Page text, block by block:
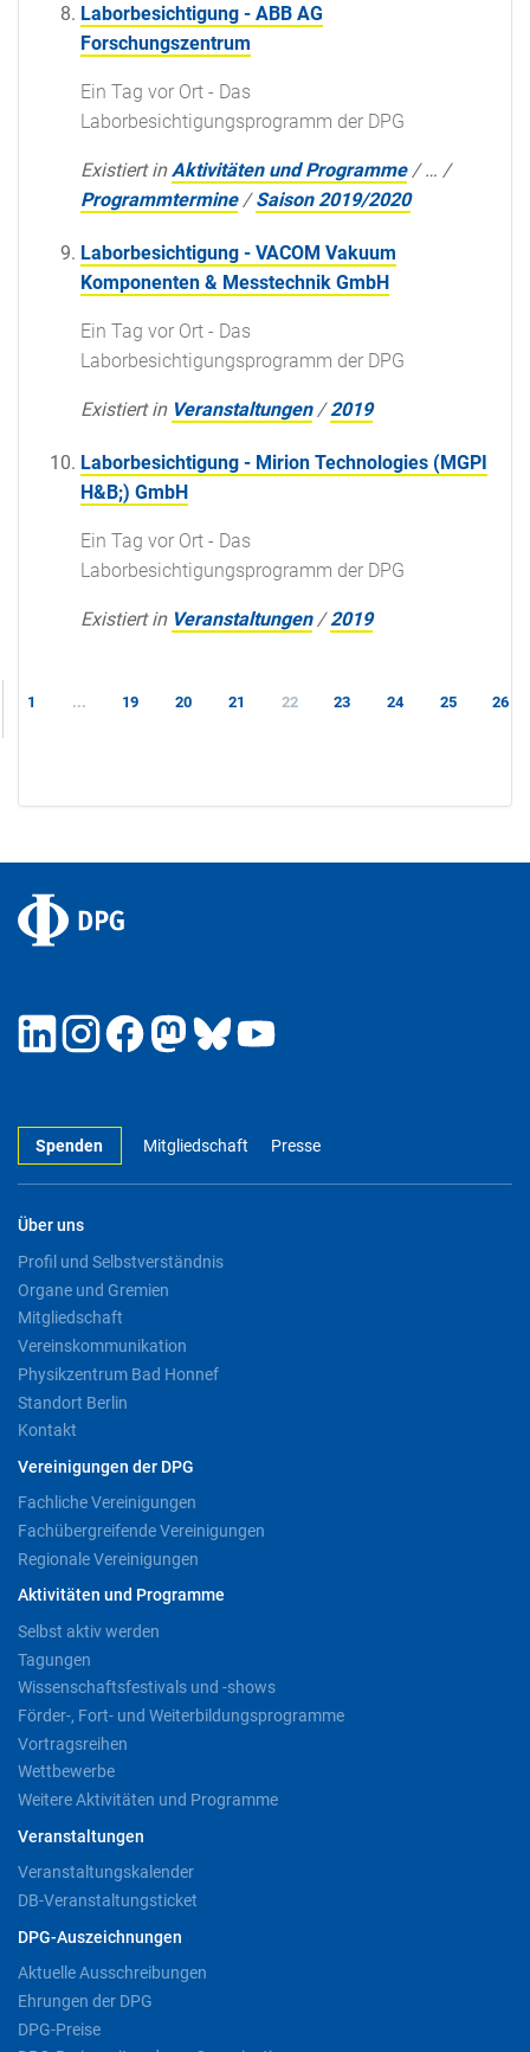
Laborbesichtigung - ABB AG
Forschungszentrum
Ein Tag vor Ort - Das
Laborbesichtigungsprogramm der DPG
Existiert in Aktivitäten und Programme /… /
Programmtermine /Saison 2019/2020
Laborbesichtigung - VACOM Vakuum
Komponenten & Messtechnik GmbH
Ein Tag vor Ort - Das
Laborbesichtigungsprogramm der DPG
Existiert in Veranstaltungen /2019
Laborbesichtigung - Mirion Technologies (MGPI
H&B;) GmbH
Ein Tag vor Ort - Das
Laborbesichtigungsprogramm der DPG
Existiert in Veranstaltungen /2019
1 ... 19 20 21 22 23 24 25 26
Spenden Mitgliedschaft Presse
Über uns
Profil und Selbstverständnis
Organe und Gremien
Mitgliedschaft
Vereinskommunikation
Physikzentrum Bad Honnef
Standort Berlin
Kontakt
Vereinigungen der DPG
Fachliche Vereinigungen
Fachübergreifende Vereinigungen
Regionale Vereinigungen
Aktivitäten und Programme
Selbst aktiv werden
Tagungen
Wissenschaftsfestivals und -shows
Förder-, Fort- und Weiterbildungsprogramme
Vortragsreihen
Wettbewerbe
Weitere Aktivitäten und Programme
Veranstaltungen
Veranstaltungskalender
DB-Veranstaltungsticket
DPG-Auszeichnungen
Aktuelle Ausschreibungen
Ehrungen der DPG
DPG-Preise